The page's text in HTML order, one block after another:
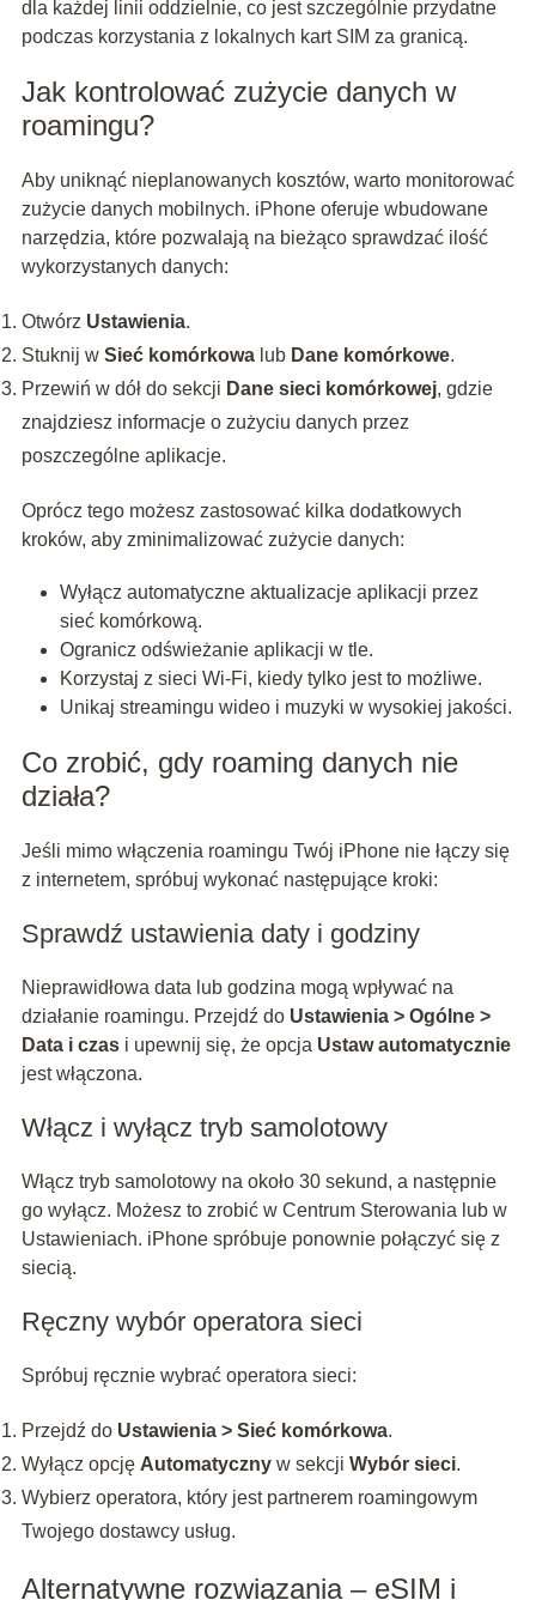
dla każdej linii oddzielnie, co jest szczególnie przydatne
podczas korzystania z lokalnych kart SIM za granicą.
Jak kontrolować zużycie danych w
roamingu?
Aby uniknąć nieplanowanych kosztów, warto monitorować
zużycie danych mobilnych. iPhone oferuje wbudowane
narzędzia, które pozwalają na bieżąco sprawdzać ilość
wykorzystanych danych:
Otwórz Ustawienia.
Stuknij w Sieć komórkowalub Dane komórkowe.
Przewiń w dół do sekcji Dane sieci komórkowej, gdzie
znajdziesz informacje o zużyciu danych przez
poszczególne aplikacje.
Oprócz tego możesz zastosować kilka dodatkowych
kroków, aby zminimalizować zużycie danych:
Wyłącz automatyczne aktualizacje aplikacji przez
sieć komórkową.
Ogranicz odświeżanie aplikacji w tle.
Korzystaj z sieci Wi-Fi, kiedy tylko jest to możliwe.
Unikaj streamingu wideo i muzyki w wysokiej jakości.
Co zrobić, gdy roaming danych nie
działa?
Jeśli mimo włączenia roamingu Twój iPhone nie łączy się
z internetem, spróbuj wykonać następujące kroki:
Sprawdź ustawienia daty i godziny
Nieprawidłowa data lub godzina mogą wpływać na
działanie roamingu. Przejdź do Ustawienia > Ogólne >
Data i czasi upewnij się, że opcja Ustaw automatycznie
jest włączona.
Włącz i wyłącz tryb samolotowy
Włącz tryb samolotowy na około 30 sekund, a następnie
go wyłącz. Możesz to zrobić w Centrum Sterowania lub w
Ustawieniach. iPhone spróbuje ponownie połączyć się z
siecią.
Ręczny wybór operatora sieci
Spróbuj ręcznie wybrać operatora sieci:
Przejdź do Ustawienia > Sieć komórkowa.
Wyłącz opcję Automatycznyw sekcji Wybór sieci.
Wybierz operatora, który jest partnerem roamingowym
Twojego dostawcy usług.
Alternatywne rozwiązania – eSIM i